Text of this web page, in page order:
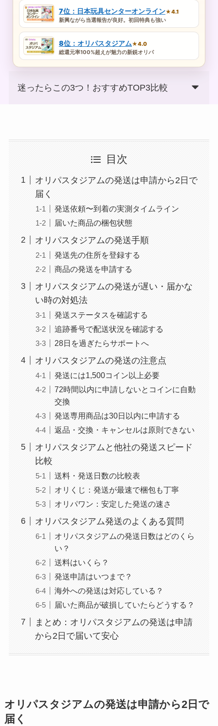
7位：日本玩具センターオンライン★4.1
新興ながら当選報告が良好。初回特典も強い
8位：オリパスタジアム★4.0
総還元率100%超えが魅力の新鋭オリパ
迷ったらこの3つ！おすすめTOP3比較
目次
オリパスタジアムの発送は申請から2日で
届く
発送依頼〜到着の実測タイムライン
届いた商品の梱包状態
オリパスタジアムの発送手順
発送先の住所を登録する
商品の発送を申請する
オリパスタジアムの発送が遅い・届かな
い時の対処法
発送ステータスを確認する
追跡番号で配送状況を確認する
28日を過ぎたらサポートへ
オリパスタジアムの発送の注意点
発送には1,500コイン以上必要
72時間以内に申請しないとコインに自動
交換
発送専用商品は30日以内に申請する
返品・交換・キャンセルは原則できない
オリパスタジアムと他社の発送スピード
比較
送料・発送日数の比較表
オリくじ：発送が最速で梱包も丁寧
オリパワン：安定した発送の速さ
オリパスタジアム発送のよくある質問
オリパスタジアムの発送日数はどのくら
い？
送料はいくら？
発送申請はいつまで？
海外への発送は対応している？
届いた商品が破損していたらどうする？
まとめ：オリパスタジアムの発送は申請
から2日で届いて安心
オリパスタジアムの発送は申請から2日で
届く